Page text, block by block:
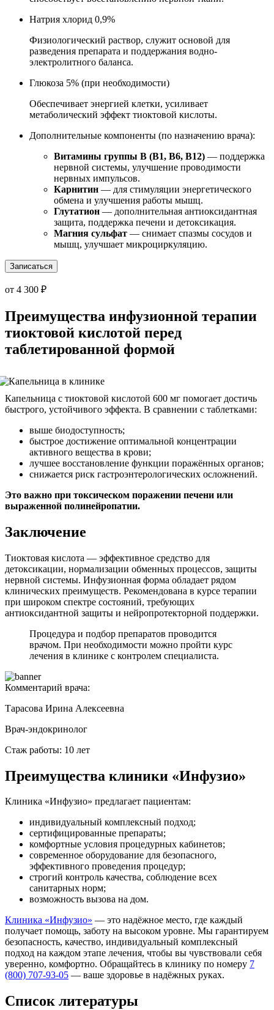
Натрия хлорид 0,9%
Физиологический раствор, служит основой для
разведения препарата и поддержания водно-
электролитного баланса.
Глюкоза 5% (при необходимости)
Обеспечивает энергией клетки, усиливает
метаболический эффект тиоктовой кислоты.
Дополнительные компоненты (по назначению врача):
Витамины группы B (В1, В6, В12) — поддержка
нервной системы, улучшение проводимости
нервных импульсов.
Карнитин — для стимуляции энергетического
обмена и улучшения работы мышц.
Глутатион — дополнительная антиоксидантная
защита, поддержка печени и детоксикация.
Магния сульфат — снимает спазмы сосудов и
мышц, улучшает микроциркуляцию.
Записаться
от 4 300 ₽
Преимущества инфузионной терапии
тиоктовой кислотой перед
таблетированной формой
Капельница с тиоктовой кислотой 600 мг помогает достичь
быстрого, устойчивого эффекта. В сравнении с таблетками:
выше биодоступность;
быстрое достижение оптимальной концентрации
активного вещества в крови;
лучшее восстановление функции поражённых органов;
снижается риск гастроэнтерологических осложнений.
Это важно при токсическом поражении печени или
выраженной полинейропатии.
Заключение
Тиоктовая кислота — эффективное средство для
детоксикации, нормализации обменных процессов, защиты
нервной системы. Инфузионная форма обладает рядом
клинических преимуществ. Рекомендована в курсе терапии
при широком спектре состояний, требующих
антиоксидантной защиты и нейропротекторной поддержки.
Процедура и подбор препаратов проводится
врачом. При необходимости можно пройти курс
лечения в клинике с контролем специалиста.
Комментарий врача:
Тарасова Ирина Алексеевна
Врач-эндокринолог
Стаж работы: 10 лет
Преимущества клиники «Инфузио»
Клиника «Инфузио» предлагает пациентам:
индивидуальный комплексный подход;
сертифицированные препараты;
комфортные условия процедурных кабинетов;
современное оборудование для безопасного,
эффективного проведения процедур;
строгий контроль качества, соблюдение всех
санитарных норм;
возможность вызова на дом.
Клиника «Инфузио» — это надёжное место, где каждый
получает помощь, заботу на высоком уровне. Мы гарантируем
безопасность, качество, индивидуальный комплексный
подход на каждом этапе лечения, чтобы вы чувствовали себя
уверенно, комфортно. Обращайтесь в клинику по номеру 7
(800) 707-93-05 — ваше здоровье в надёжных руках.
Список литературы